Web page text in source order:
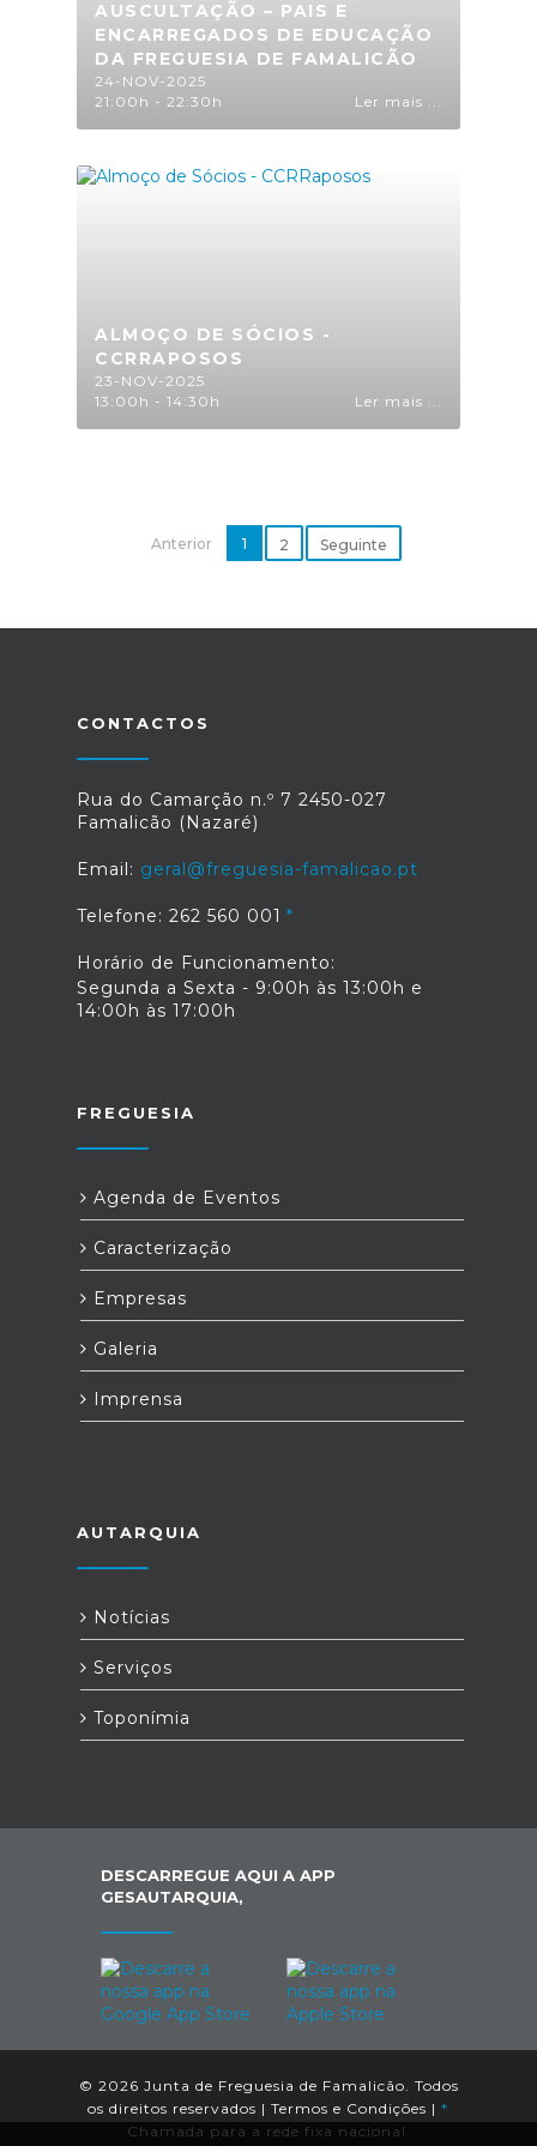
AUSCULTAÇÃO – PAIS E
ENCARREGADOS DE EDUCAÇÃO
DA FREGUESIA DE FAMALICÃO
24-NOV-2025
21:00h - 22:30h
Ler mais ...
ALMOÇO DE SÓCIOS -
CCRRAPOSOS
23-NOV-2025
13:00h - 14:30h
Ler mais ...
Anterior 1 2 Seguinte
CONTACTOS
Rua do Camarção n.º 7 2450-027
Famalicão (Nazaré)
Email: geral@freguesia-famalicao.pt
Telefone: 262 560 001
Horário de Funcionamento:
Segunda a Sexta - 9:00h às 13:00h e
14:00h às 17:00h
FREGUESIA
Agenda de Eventos
Caracterização
Empresas
Galeria
Imprensa
AUTARQUIA
Notícias
Serviços
Toponímia
DESCARREGUE AQUI A APP
GESAUTARQUIA,
© 2026 Junta de Freguesia de Famalicão. Todos
os direitos reservados | Termos e Condições | *
Chamada para a rede fixa nacional.